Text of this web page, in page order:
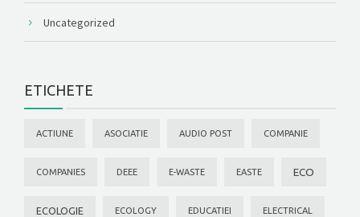
Uncategorized
ETICHETE
ACTIUNE ASOCIATIE AUDIO POST COMPANIE
COMPANIES DEEE E-WASTE EASTE ECO
ECOLOGIE ECOLOGY EDUCATIEI ELECTRICAL